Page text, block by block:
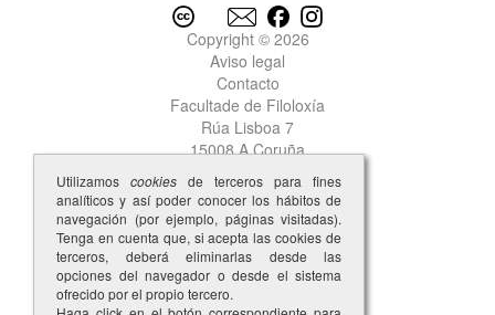
Copyright © 2026
Aviso legal
Contacto
Facultade de Filoloxía
Rúa Lisboa 7
15008 A Coruña
Utilizamos cookies de terceros para fines
analíticos y así poder conocer los hábitos de
navegación (por ejemplo, páginas visitadas).
Tenga en cuenta que, si acepta las cookies de
terceros, deberá eliminarlas desde las
opciones del navegador o desde el sistema
ofrecido por el propio tercero.